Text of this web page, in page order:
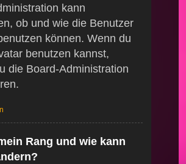
kann
ob und wie die Benutzer
können. Wenn du
benutzen kannst,
die Board-Administration
Rang und wie kann